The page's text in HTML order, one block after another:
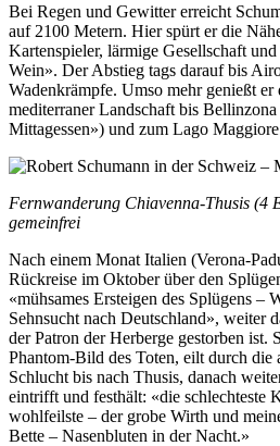
Bei Regen und Gewitter erreicht
auf 2100 Metern. Hier spürt er die
Kartenspieler, lärmige Gesellschaft
Wein». Der Abstieg tags darauf bis
Wadenkrämpfe. Umso mehr genießt
mediterraner Landschaft bis
Mittagessen») und zum Lago
Fernwanderung Chiavenna-Thusis (4
gemeinfrei
Nach einem Monat Italien (Verona-
Rückreise im Oktober über den
«mühsames Ersteigen des Splügens –
Sehnsucht nach Deutschland», weiter
der Patron der Herberge gestorben ist.
Phantom-Bild des Toten, eilt durch die
Schlucht bis nach Thusis, danach
eintrifft und festhält: «die schlechteste
wohlfeilste – der grobe Wirth und
Bette – Nasenbluten in der Nacht.»